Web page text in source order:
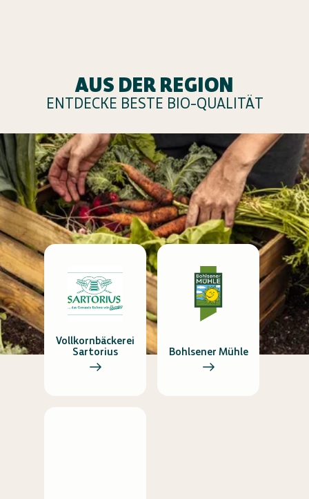
AUS DER REGION
ENTDECKE BESTE BIO-QUALITÄT
Vollkornbäckerei
Sartorius
Bohlsener Mühle